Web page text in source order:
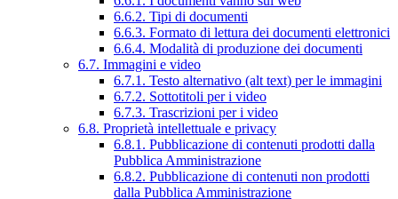
6.6.2. Tipi di documenti
6.6.3. Formato di lettura dei documenti elettronici
6.6.4. Modalità di produzione dei documenti
6.7. Immagini e video
6.7.1. Testo alternativo (alt text) per le immagini
6.7.2. Sottotitoli per i video
6.7.3. Trascrizioni per i video
6.8. Proprietà intellettuale e privacy
6.8.1. Pubblicazione di contenuti prodotti dalla
Pubblica Amministrazione
6.8.2. Pubblicazione di contenuti non prodotti
dalla Pubblica Amministrazione